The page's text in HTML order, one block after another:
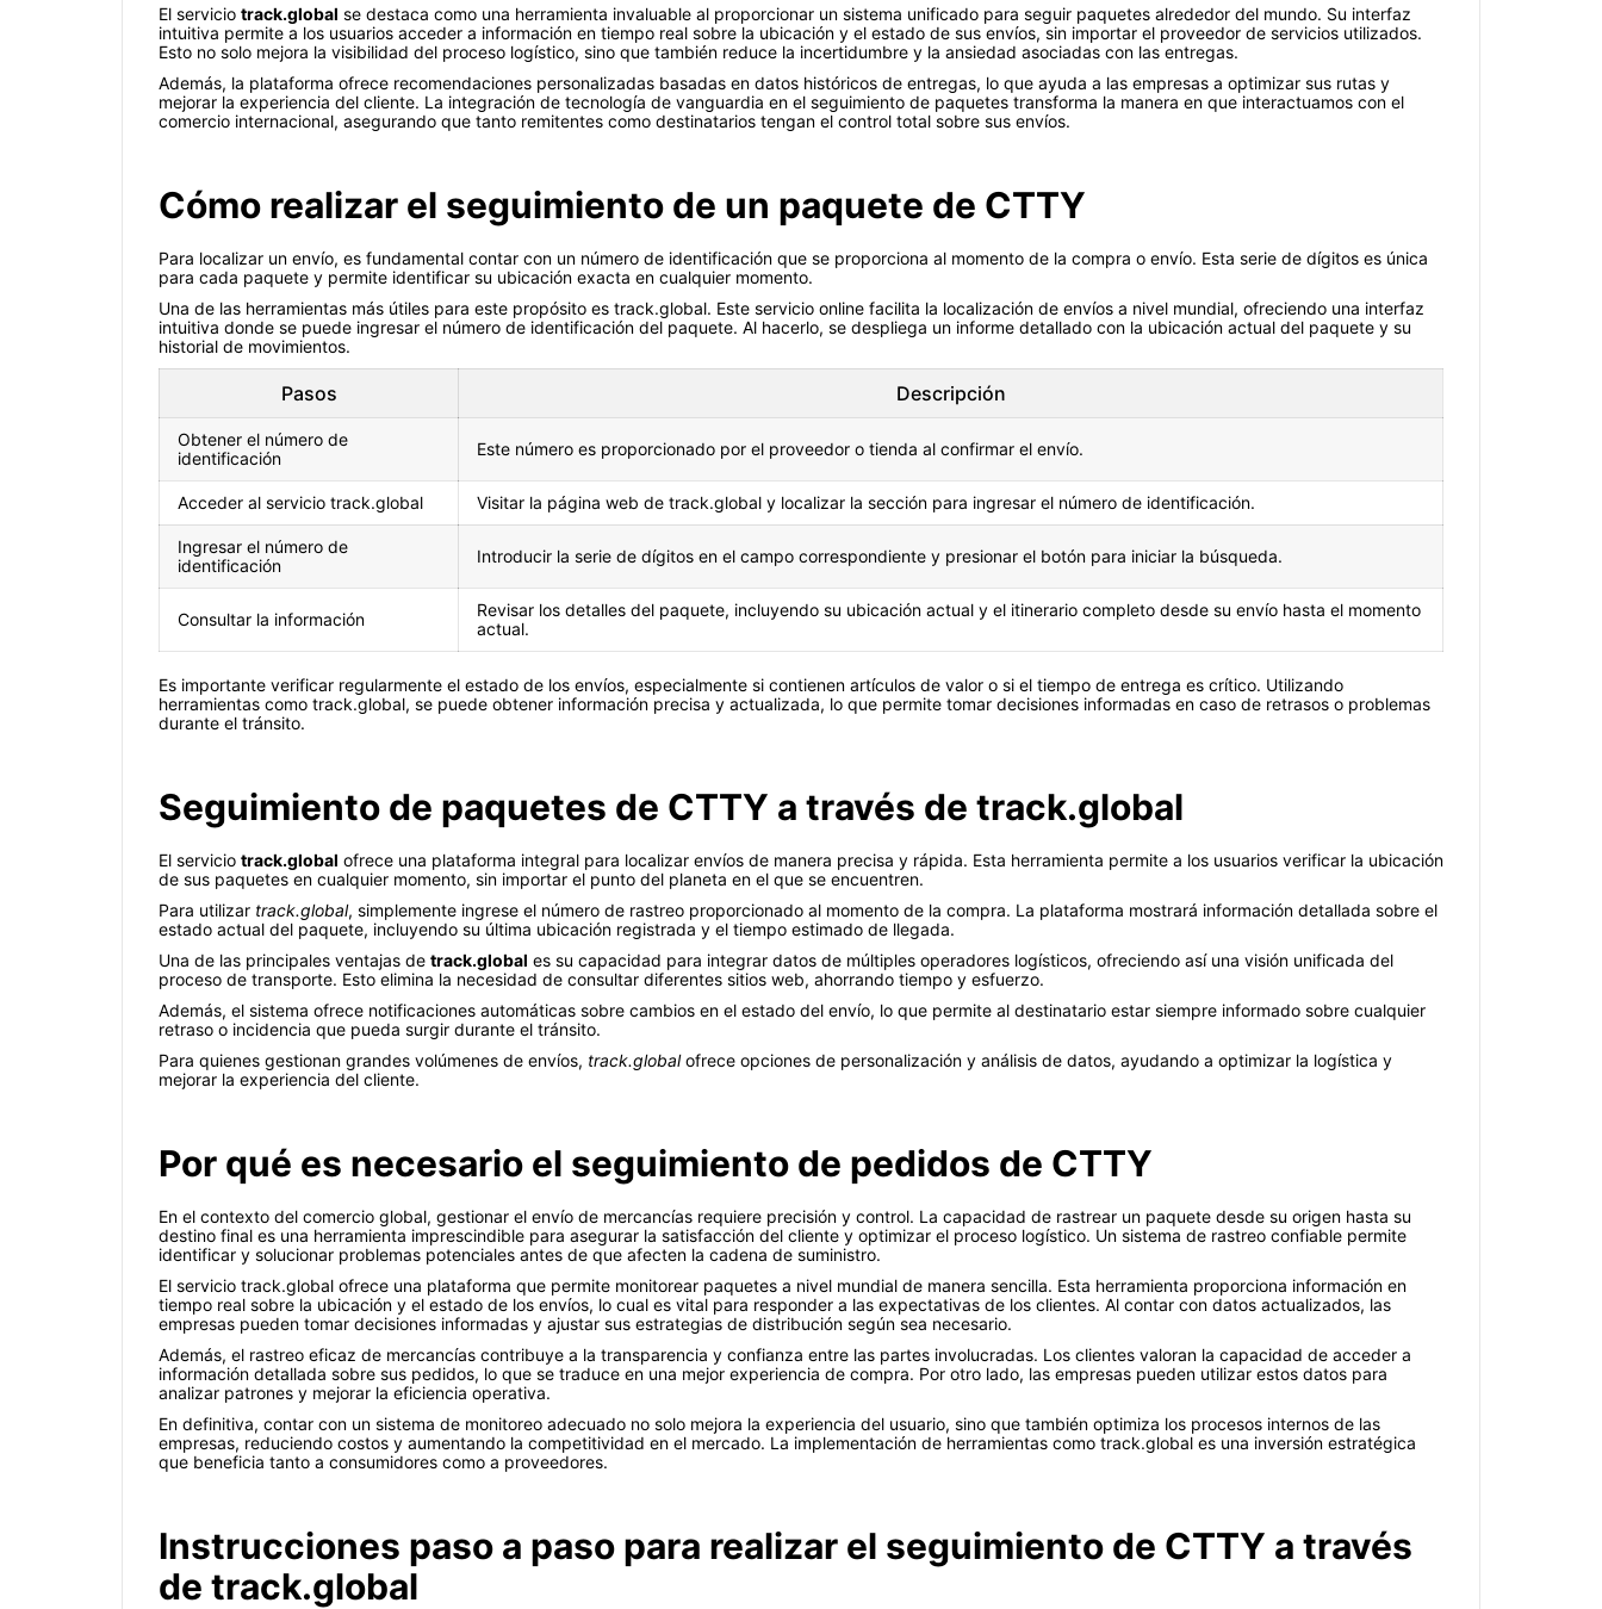
El servicio track.global se destaca como una herramienta invaluable al proporcionar un sistema unificado para seguir paquetes alrededor del mundo. Su interfaz
intuitiva permite a los usuarios acceder a información en tiempo real sobre la ubicación y el estado de sus envíos, sin importar el proveedor de servicios utilizados.
Esto no solo mejora la visibilidad del proceso logístico, sino que también reduce la incertidumbre y la ansiedad asociadas con las entregas.
Además, la plataforma ofrece recomendaciones personalizadas basadas en datos históricos de entregas, lo que ayuda a las empresas a optimizar sus rutas y
mejorar la experiencia del cliente. La integración de tecnología de vanguardia en el seguimiento de paquetes transforma la manera en que interactuamos con el
comercio internacional, asegurando que tanto remitentes como destinatarios tengan el control total sobre sus envíos.
Cómo realizar el seguimiento de un paquete de CTTY
Para localizar un envío, es fundamental contar con un número de identificación que se proporciona al momento de la compra o envío. Esta serie de dígitos es única
para cada paquete y permite identificar su ubicación exacta en cualquier momento.
Una de las herramientas más útiles para este propósito es track.global. Este servicio online facilita la localización de envíos a nivel mundial, ofreciendo una interfaz
intuitiva donde se puede ingresar el número de identificación del paquete. Al hacerlo, se despliega un informe detallado con la ubicación actual del paquete y su
historial de movimientos.
Pasos Descripción
Obtener el número de
identificación
Este número es proporcionado por el proveedor o tienda al confirmar el envío.
Acceder al servicio track.global Visitar la página web de track.global y localizar la sección para ingresar el número de identificación.
Ingresar el número de
identificación
Introducir la serie de dígitos en el campo correspondiente y presionar el botón para iniciar la búsqueda.
Consultar la información
Revisar los detalles del paquete, incluyendo su ubicación actual y el itinerario completo desde su envío hasta el momento
actual.
Es importante verificar regularmente el estado de los envíos, especialmente si contienen artículos de valor o si el tiempo de entrega es crítico. Utilizando
herramientas como track.global, se puede obtener información precisa y actualizada, lo que permite tomar decisiones informadas en caso de retrasos o problemas
durante el tránsito.
Seguimiento de paquetes de CTTY a través de track.global
El servicio track.global ofrece una plataforma integral para localizar envíos de manera precisa y rápida. Esta herramienta permite a los usuarios verificar la ubicación
de sus paquetes en cualquier momento, sin importar el punto del planeta en el que se encuentren.
Para utilizar track.global, simplemente ingrese el número de rastreo proporcionado al momento de la compra. La plataforma mostrará información detallada sobre el
estado actual del paquete, incluyendo su última ubicación registrada y el tiempo estimado de llegada.
Una de las principales ventajas de track.global es su capacidad para integrar datos de múltiples operadores logísticos, ofreciendo así una visión unificada del
proceso de transporte. Esto elimina la necesidad de consultar diferentes sitios web, ahorrando tiempo y esfuerzo.
Además, el sistema ofrece notificaciones automáticas sobre cambios en el estado del envío, lo que permite al destinatario estar siempre informado sobre cualquier
retraso o incidencia que pueda surgir durante el tránsito.
Para quienes gestionan grandes volúmenes de envíos, track.globalofrece opciones de personalización y análisis de datos, ayudando a optimizar la logística y
mejorar la experiencia del cliente.
Por qué es necesario el seguimiento de pedidos de CTTY
En el contexto del comercio global, gestionar el envío de mercancías requiere precisión y control. La capacidad de rastrear un paquete desde su origen hasta su
destino final es una herramienta imprescindible para asegurar la satisfacción del cliente y optimizar el proceso logístico. Un sistema de rastreo confiable permite
identificar y solucionar problemas potenciales antes de que afecten la cadena de suministro.
El servicio track.global ofrece una plataforma que permite monitorear paquetes a nivel mundial de manera sencilla. Esta herramienta proporciona información en
tiempo real sobre la ubicación y el estado de los envíos, lo cual es vital para responder a las expectativas de los clientes. Al contar con datos actualizados, las
empresas pueden tomar decisiones informadas y ajustar sus estrategias de distribución según sea necesario.
Además, el rastreo eficaz de mercancías contribuye a la transparencia y confianza entre las partes involucradas. Los clientes valoran la capacidad de acceder a
información detallada sobre sus pedidos, lo que se traduce en una mejor experiencia de compra. Por otro lado, las empresas pueden utilizar estos datos para
analizar patrones y mejorar la eficiencia operativa.
En definitiva, contar con un sistema de monitoreo adecuado no solo mejora la experiencia del usuario, sino que también optimiza los procesos internos de las
empresas, reduciendo costos y aumentando la competitividad en el mercado. La implementación de herramientas como track.global es una inversión estratégica
que beneficia tanto a consumidores como a proveedores.
Instrucciones paso a paso para realizar el seguimiento de CTTY a través
de track.global